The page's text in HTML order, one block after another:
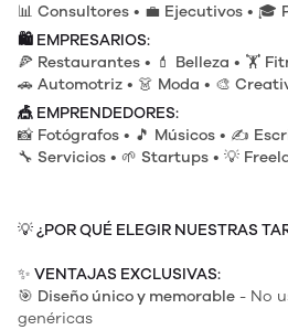
📊 Consultores • 💼 Ejecutivos • 🎓
🛍️ EMPRESARIOS:
🍕 Restaurantes • 💄 Belleza • 🏋️
🚗 Automotriz • 👗 Moda • 🎨
🎪 EMPRENDEDORES:
📸 Fotógrafos • 🎵 Músicos • ✍️
🔧 Servicios • 🌱 Startups • 💡
💡¿POR QUÉ ELEGIR NUESTRAS
✨ VENTAJAS EXCLUSIVAS:
🎯 Diseño único y memorable - No
genéricas